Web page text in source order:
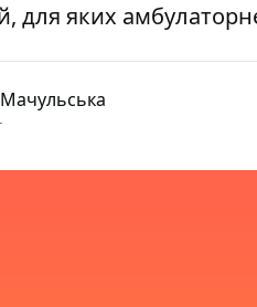
для яких